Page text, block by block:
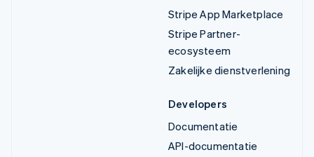
Stripe App Marketplace
Stripe Partner-
ecosysteem
Zakelijke dienstverlening
Developers
Documentatie
API-documentatie